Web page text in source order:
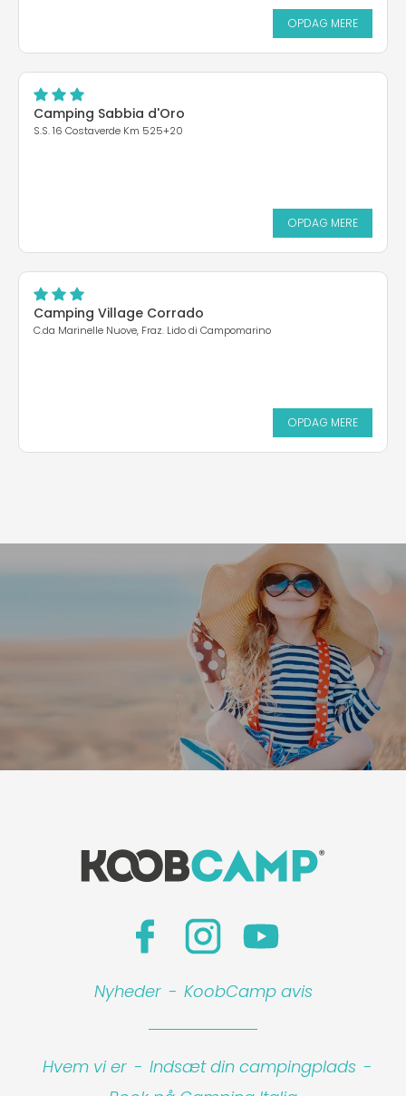
OPDAG MERE
Camping Sabbia d'Oro
S.S. 16 Costaverde Km 525+20
OPDAG MERE
Camping Village Corrado
C.da Marinelle Nuove, Fraz. Lido di Campomarino
OPDAG MERE
Nyheder - KoobCamp avis
Hvem vi er - Indsæt din campingplads -